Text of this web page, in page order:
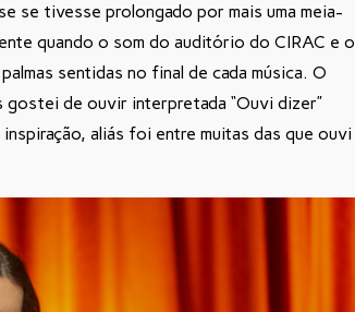
se tivesse prolongado por mais uma meia-
quando o som do auditório do CIRAC e o
sentidas no final de cada música. O
gostei de ouvir interpretada “Ouvi dizer”
aliás foi entre muitas das que ouvi